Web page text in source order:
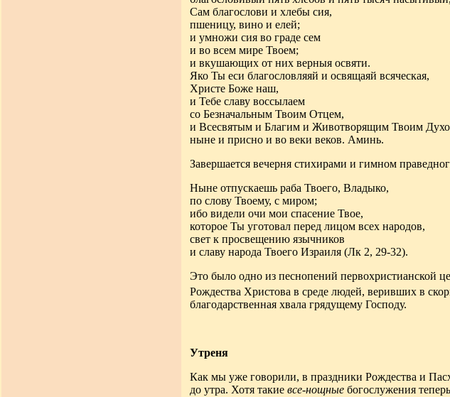
Сам благослови и хлебы сия,
пшеницу, вино и елей;
и умножи сия во граде сем
и во всем мире Твоем;
и вкушающих от них верныя освяти.
Яко Ты еси благословляяй и освящаяй всяческая,
Христе Боже наш,
и Тебе славу воссылаем
со Безначальным Твоим Отцем,
и Всесвятым и Благим и Животворящим Твоим
ныне и присно и во веки веков. Аминь.
Завершается вечерня стихирами и гимном
Ныне отпускаешь раба Твоего, Владыко,
по слову Твоему, с миром;
ибо видели очи мои спасение Твое,
которое Ты уготовал перед лицом всех народов,
свет к просвещению язычников
и славу народа Твоего Израиля (Лк 2, 29-32).
Это было одно из песнопений первохристианской
Рождества Христова в среде людей, веривших в
благодарственная хвала грядущему Господу.
Утреня
Как мы уже говорили, в праздники Рождества и
до утра. Хотя такие все-нощные богослужения